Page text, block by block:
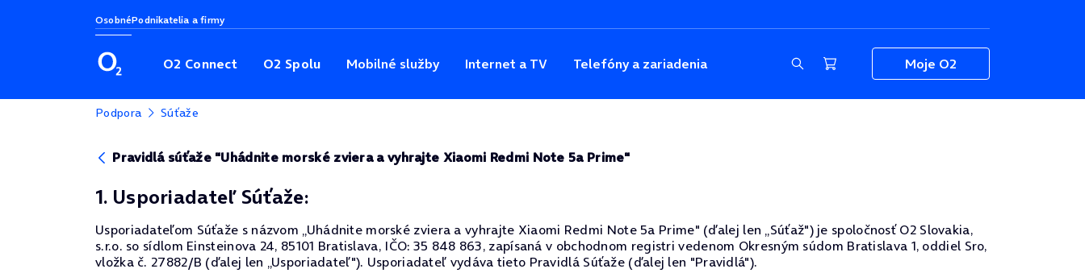
OsobnéPodnikatelia a firmy
O2 Connect O2 Spolu Mobilné služby Internet a TV Telefóny a zariadenia Moje O2
Podpora Súťaže
Pravidlá súťaže "Uhádnite morské zviera a vyhrajte Xiaomi Redmi Note 5a Prime"
1. Usporiadateľ Súťaže:
Usporiadateľom Súťaže s názvom „Uhádnite morské zviera a vyhrajte Xiaomi Redmi Note 5a Prime" (ďalej len „Súťaž") je spoločnosť O2 Slovakia,
s.r.o. so sídlom Einsteinova 24, 85101 Bratislava, IČO: 35 848 863, zapísaná v obchodnom registri vedenom Okresným súdom Bratislava 1, oddiel Sro,
vložka č. 27882/B (ďalej len „Usporiadateľ"). Usporiadateľ vydáva tieto Pravidlá Súťaže (ďalej len "Pravidlá").